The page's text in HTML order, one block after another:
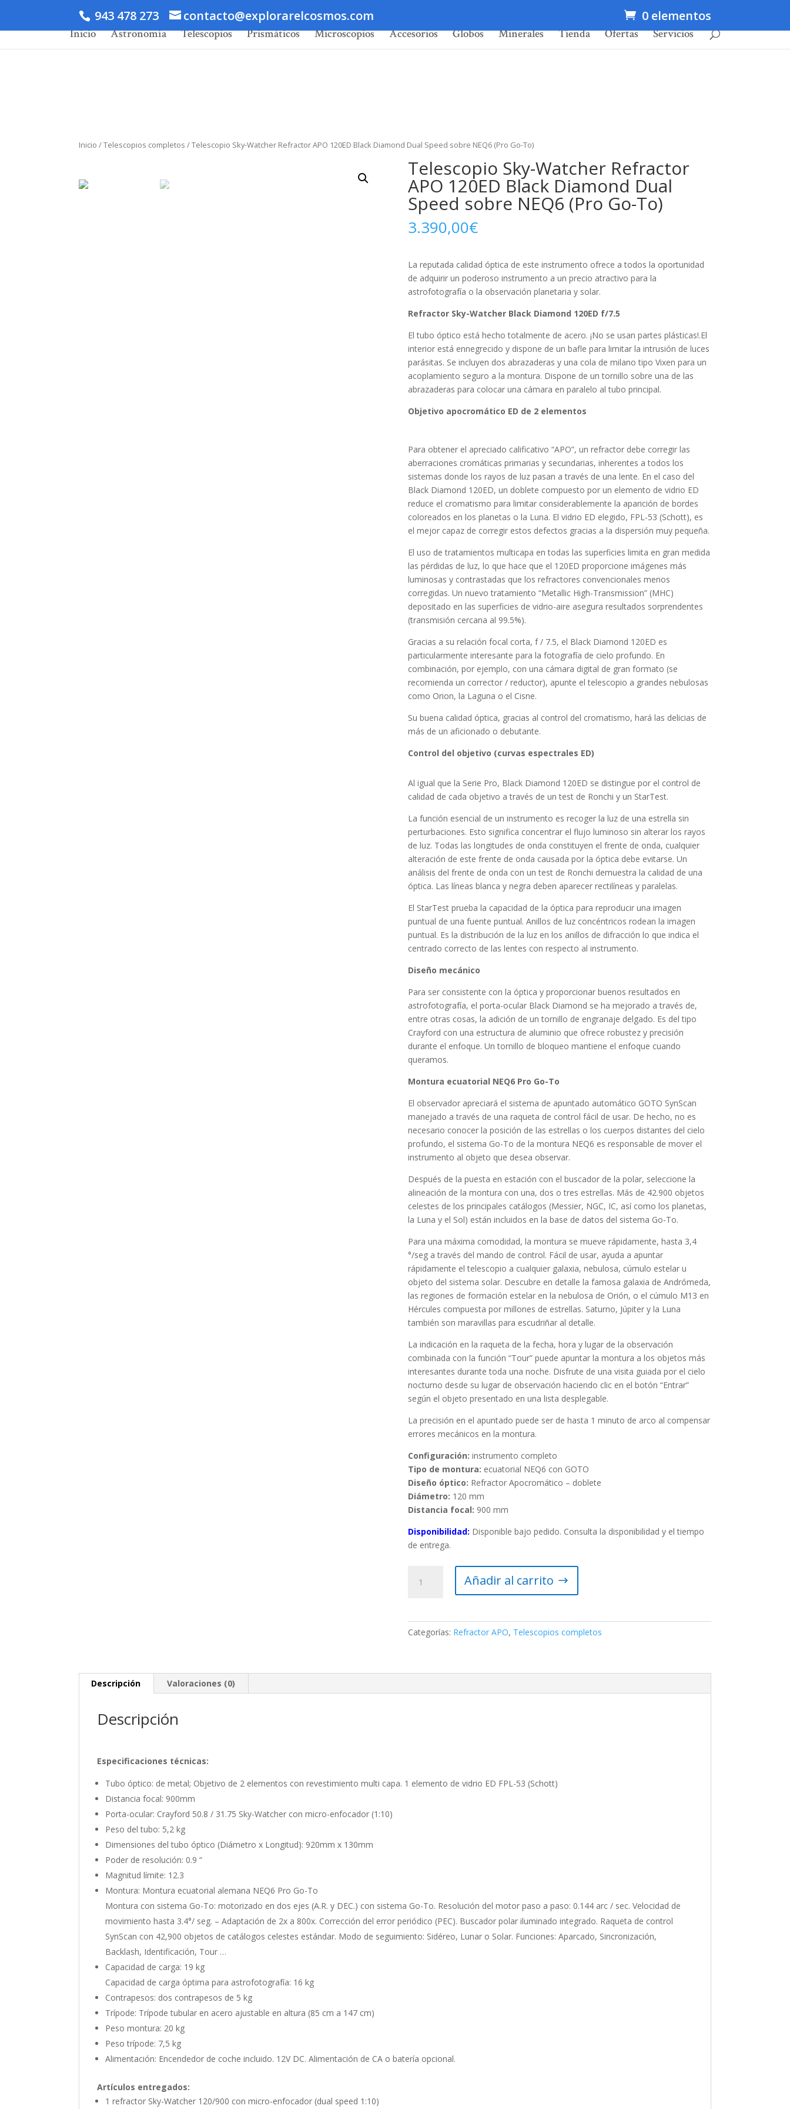
943 478 273 contacto@explorarelcosmos.com 0 elementos
Inicio Astronomía Telescopios Prismáticos Microscopios Accesorios Globos Minerales Tienda Ofertas Servicios
Inicio /Telescopios completos / Telescopio Sky-Watcher Refractor APO 120ED Black Diamond Dual Speed sobre NEQ6 (Pro Go-To)
Telescopio Sky-Watcher Refractor
APO 120ED Black Diamond Dual
Speed sobre NEQ6 (Pro Go-To)
3.390,00€
La reputada calidad óptica de este instrumento ofrece a todos la oportunidad
de adquirir un poderoso instrumento a un precio atractivo para la
astrofotografía o la observación planetaria y solar.
Refractor Sky-Watcher Black Diamond 120ED f/7.5
El tubo óptico está hecho totalmente de acero. ¡No se usan partes plásticas!.El
interior está ennegrecido y dispone de un bafle para limitar la intrusión de luces
parásitas. Se incluyen dos abrazaderas y una cola de milano tipo Vixen para un
acoplamiento seguro a la montura. Dispone de un tornillo sobre una de las
abrazaderas para colocar una cámara en paralelo al tubo principal.
Objetivo apocromático ED de 2 elementos
Para obtener el apreciado calificativo “APO”, un refractor debe corregir las
aberraciones cromáticas primarias y secundarias, inherentes a todos los
sistemas donde los rayos de luz pasan a través de una lente. En el caso del
Black Diamond 120ED, un doblete compuesto por un elemento de vidrio ED
reduce el cromatismo para limitar considerablemente la aparición de bordes
coloreados en los planetas o la Luna. El vidrio ED elegido, FPL-53 (Schott), es
el mejor capaz de corregir estos defectos gracias a la dispersión muy pequeña.
El uso de tratamientos multicapa en todas las superficies limita en gran medida
las pérdidas de luz, lo que hace que el 120ED proporcione imágenes más
luminosas y contrastadas que los refractores convencionales menos
corregidas. Un nuevo tratamiento “Metallic High-Transmission” (MHC)
depositado en las superficies de vidrio-aire asegura resultados sorprendentes
(transmisión cercana al 99.5%).
Gracias a su relación focal corta, f / 7.5, el Black Diamond 120ED es
particularmente interesante para la fotografía de cielo profundo. En
combinación, por ejemplo, con una cámara digital de gran formato (se
recomienda un corrector / reductor), apunte el telescopio a grandes nebulosas
como Orion, la Laguna o el Cisne.
Su buena calidad óptica, gracias al control del cromatismo, hará las delicias de
más de un aficionado o debutante.
Control del objetivo (curvas espectrales ED)
Al igual que la Serie Pro, Black Diamond 120ED se distingue por el control de
calidad de cada objetivo a través de un test de Ronchi y un StarTest.
La función esencial de un instrumento es recoger la luz de una estrella sin
perturbaciones. Esto significa concentrar el flujo luminoso sin alterar los rayos
de luz. Todas las longitudes de onda constituyen el frente de onda, cualquier
alteración de este frente de onda causada por la óptica debe evitarse. Un
análisis del frente de onda con un test de Ronchi demuestra la calidad de una
óptica. Las líneas blanca y negra deben aparecer rectilíneas y paralelas.
El StarTest prueba la capacidad de la óptica para reproducir una imagen
puntual de una fuente puntual. Anillos de luz concéntricos rodean la imagen
puntual. Es la distribución de la luz en los anillos de difracción lo que indica el
centrado correcto de las lentes con respecto al instrumento.
Diseño mecánico
Para ser consistente con la óptica y proporcionar buenos resultados en
astrofotografía, el porta-ocular Black Diamond se ha mejorado a través de,
entre otras cosas, la adición de un tornillo de engranaje delgado. Es del tipo
Crayford con una estructura de aluminio que ofrece robustez y precisión
durante el enfoque. Un tornillo de bloqueo mantiene el enfoque cuando
queramos.
Montura ecuatorial NEQ6 Pro Go-To
El observador apreciará el sistema de apuntado automático GOTO SynScan
manejado a través de una raqueta de control fácil de usar. De hecho, no es
necesario conocer la posición de las estrellas o los cuerpos distantes del cielo
profundo, el sistema Go-To de la montura NEQ6 es responsable de mover el
instrumento al objeto que desea observar.
Después de la puesta en estación con el buscador de la polar, seleccione la
alineación de la montura con una, dos o tres estrellas. Más de 42.900 objetos
celestes de los principales catálogos (Messier, NGC, IC, así como los planetas,
la Luna y el Sol) están incluidos en la base de datos del sistema Go-To.
Para una máxima comodidad, la montura se mueve rápidamente, hasta 3,4
°/seg a través del mando de control. Fácil de usar, ayuda a apuntar
rápidamente el telescopio a cualquier galaxia, nebulosa, cúmulo estelar u
objeto del sistema solar. Descubre en detalle la famosa galaxia de Andrómeda,
las regiones de formación estelar en la nebulosa de Orión, o el cúmulo M13 en
Hércules compuesta por millones de estrellas. Saturno, Júpiter y la Luna
también son maravillas para escudriñar al detalle.
La indicación en la raqueta de la fecha, hora y lugar de la observación
combinada con la función “Tour” puede apuntar la montura a los objetos más
interesantes durante toda una noche. Disfrute de una visita guiada por el cielo
nocturno desde su lugar de observación haciendo clic en el botón “Entrar”
según el objeto presentado en una lista desplegable.
La precisión en el apuntado puede ser de hasta 1 minuto de arco al compensar
errores mecánicos en la montura.
Configuración: instrumento completo
Tipo de montura: ecuatorial NEQ6 con GOTO
Diseño óptico: Refractor Apocromático – doblete
Diámetro: 120 mm
Distancia focal: 900 mm
Disponibilidad: Disponible bajo pedido. Consulta la disponibilidad y el tiempo
de entrega.
Sky-
120ED
Speed
Añadir al carrito
Categorías: Refractor APO, Telescopios completos
Descripción Valoraciones (0)
Descripción
Especificaciones técnicas:
Tubo óptico: de metal; Objetivo de 2 elementos con revestimiento multi capa. 1 elemento de vidrio ED FPL-53 (Schott)
Distancia focal: 900mm
Porta-ocular: Crayford 50.8 / 31.75 Sky-Watcher con micro-enfocador (1:10)
Peso del tubo: 5,2 kg
Dimensiones del tubo óptico (Diámetro x Longitud): 920mm x 130mm
Poder de resolución: 0.9 “
Magnitud límite: 12.3
Montura: Montura ecuatorial alemana NEQ6 Pro Go-To
Montura con sistema Go-To: motorizado en dos ejes (A.R. y DEC.) con sistema Go-To. Resolución del motor paso a paso: 0.144 arc / sec. Velocidad de
movimiento hasta 3.4°/ seg. – Adaptación de 2x a 800x. Corrección del error periódico (PEC). Buscador polar iluminado integrado. Raqueta de control
SynScan con 42,900 objetos de catálogos celestes estándar. Modo de seguimiento: Sidéreo, Lunar o Solar. Funciones: Aparcado, Sincronización,
Backlash, Identificación, Tour …
Capacidad de carga: 19 kg
Capacidad de carga óptima para astrofotografía: 16 kg
Contrapesos: dos contrapesos de 5 kg
Trípode: Trípode tubular en acero ajustable en altura (85 cm a 147 cm)
Peso montura: 20 kg
Peso trípode: 7,5 kg
Alimentación: Encendedor de coche incluido. 12V DC. Alimentación de CA o batería opcional.
Artículos entregados:
1 refractor Sky-Watcher 120/900 con micro-enfocador (dual speed 1:10)